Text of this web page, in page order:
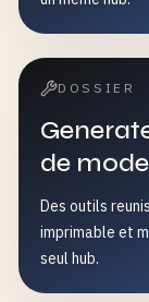
DOSSIER
de
Des outils
imprimable et
seul hub.